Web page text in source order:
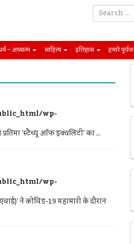
– अध्यात्म साहित्य इतिहास हमारे पूर्वज
wp-
'स्टैच्यू ऑफ इक्वलिटी' का ...
wp-
ने कोविड-19 महामारी के दौरान